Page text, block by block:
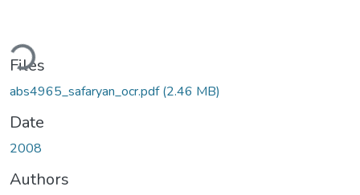
Files
abs4965_safaryan_ocr.pdf(2.46 MB)
Date
2008
Authors